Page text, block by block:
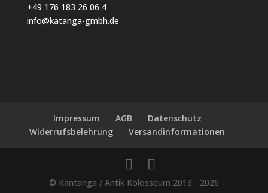
+49 176 183 26 06 4
info@katanga-gmbh.de
Impressum AGB
Datenschutz
Widerrufsbelehrung
Versandinformationen
© Kantanga / Antik Kolosseum 2013 - 2026